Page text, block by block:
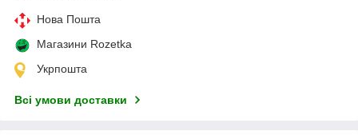
Нова Пошта
Магазини Rozetka
Укрпошта
Всі умови доставки